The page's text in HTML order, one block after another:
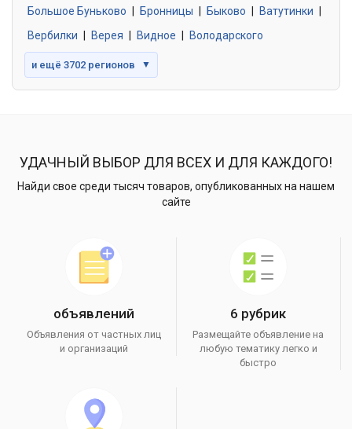
Большое Буньково
Бронницы Быково Ватутинки
Вербилки
Верея Видное Володарского
и ещё 3702 регионов ▼
УДАЧНЫЙ ВЫБОР ДЛЯ ВСЕХ И ДЛЯ КАЖДОГО!
Найди свое среди тысяч товаров, опубликованных на нашем
сайте
объявлений
Объявления от частных лиц
и организаций
6 рубрик
Размещайте объявление на
любую тематику легко и
быстро